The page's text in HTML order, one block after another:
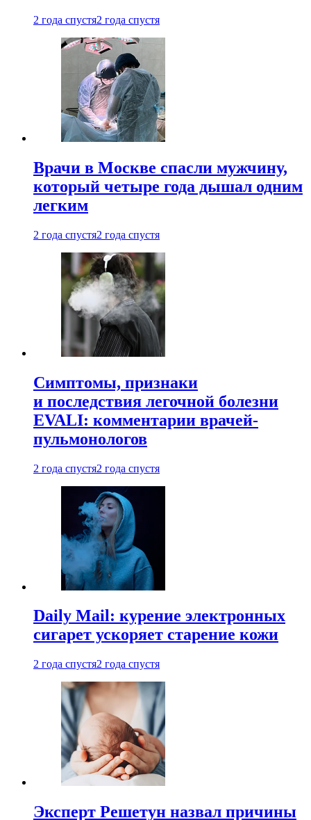
2 года спустя2 года спустя
Врачи в Москве спасли мужчину,
который четыре года дышал одним
легким
2 года спустя2 года спустя
Симптомы, признаки
и последствия легочной болезни
EVALI: комментарии врачей-
пульмонологов
2 года спустя2 года спустя
Daily Mail: курение электронных
сигарет ускоряет старение кожи
2 года спустя2 года спустя
Эксперт Решетун назвал причины